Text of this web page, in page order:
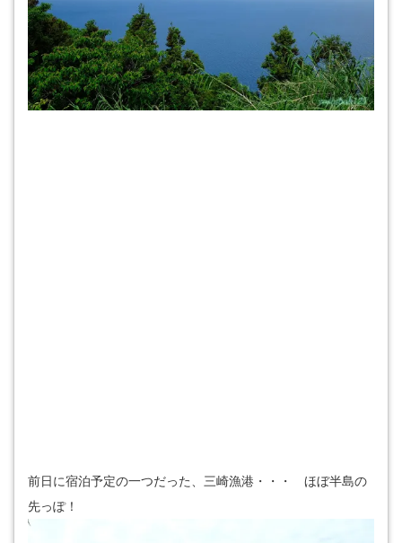
前日に宿泊予定の一つだった、三崎漁港・・・ ほぼ半島の
先っぽ！